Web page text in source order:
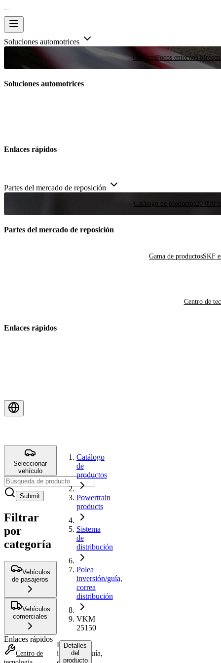
Soluciones automotrices
CarrerasPocos entornos
Soluciones automotrices
Enlaces rápidos
Partes del mercado de reposición
Catálogo de productos20 000
Partes del mercado de reposición
Gama de productosSKF
Centro de
Enlaces rápidos
Seleccionar
vehículo
Submit
Filtrar
por
categoría
Vehículos
de pasajeros
Vehículos
comerciales
Enlaces rápidos
Centro de
Catálogo
de
productos
Powertrain
products
Sistema
de
distribución
Polea
inversión/guía,
correa
distribución
VKM
25150
Polea
inversión/guía,
Detalles
del
producto